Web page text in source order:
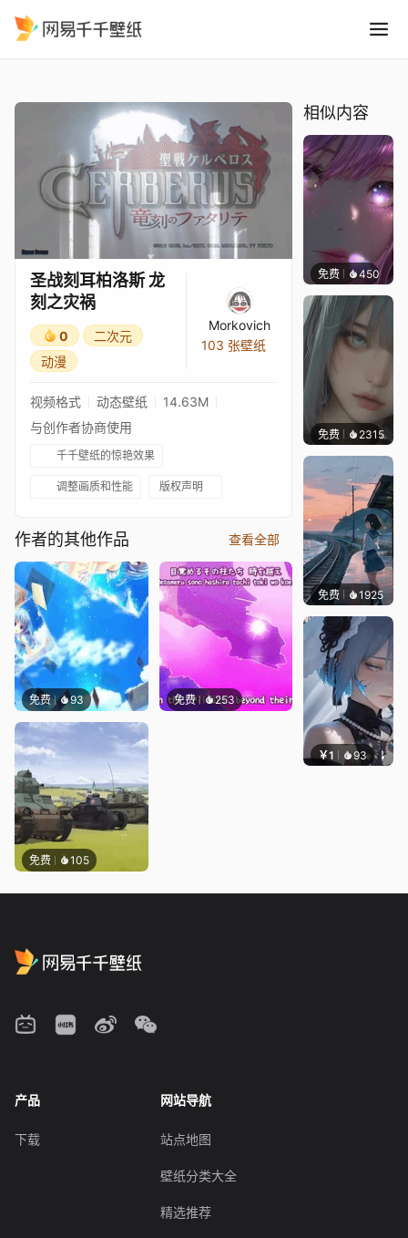
圣战刻耳柏洛斯 龙
刻之灾祸
0
二次元
动漫
Morkovich
103 张壁纸
视频格式 动态壁纸
14.63M
与创作者协商使用
千千壁纸的惊艳效果
调整画质和性能 版权声明
作者的其他作品 查看全部
免费 93 免费 253
免费 105
相似内容
免费 450辰东
免费 2315辰东
免费 1925辰东
￥1 93 辰东
产品
下载
网站导航
站点地图
壁纸分类大全
精选推荐